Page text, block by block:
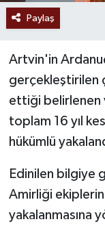
Paylaş
Artvin'in
gerçekleştirilen
ettiği belirlenen
toplam 16 yıl
hükümlü
Edinilen bilgiye
Amirliği
yakalanmasına